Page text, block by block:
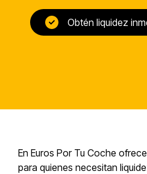
Obtén liquidez
En Euros Por Tu Coche
para quienes necesitan